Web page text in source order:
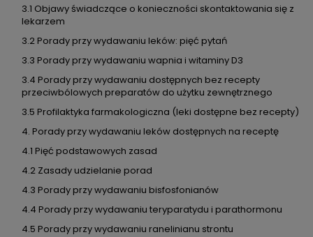
3.1 Objawy świadczące o konieczności skontaktowania się z
lekarzem
3.2 Porady przy wydawaniu leków: pięć pytań
3.3 Porady przy wydawaniu wapnia i witaminy D3
3.4 Porady przy wydawaniu dostępnych bez recepty
przeciwbólowych preparatów do użytku zewnętrznego
3.5 Profilaktyka farmakologiczna (leki dostępne bez recepty)
4. Porady przy wydawaniu leków dostępnych na receptę
4.1 Pięć podstawowych zasad
4.2 Zasady udzielanie porad
4.3 Porady przy wydawaniu bisfosfonianów
4.4 Porady przy wydawaniu teryparatydu i parathormonu
4.5 Porady przy wydawaniu ranelinianu strontu